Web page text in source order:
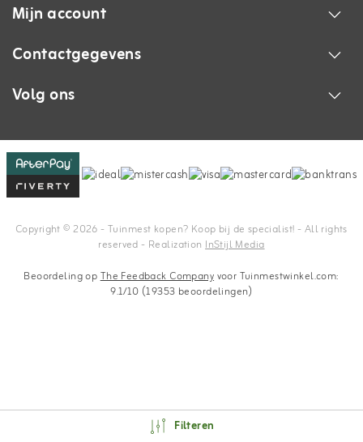
Mijn account
Contactgegevens
Volg ons
Copyright © 2026 - Tuinmest kopen? Koop bij de specialist! - All rights
reserved - RealizationInStijl Media
Filteren
Beoordeling opThe Feedback Companyvoor Tuinmestwinkel.com:
9.1/10 (19353 beoordelingen)